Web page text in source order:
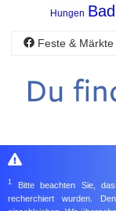
Hungen
Feste &
1 Bitte beachten Sie,
recherchiert wurden.